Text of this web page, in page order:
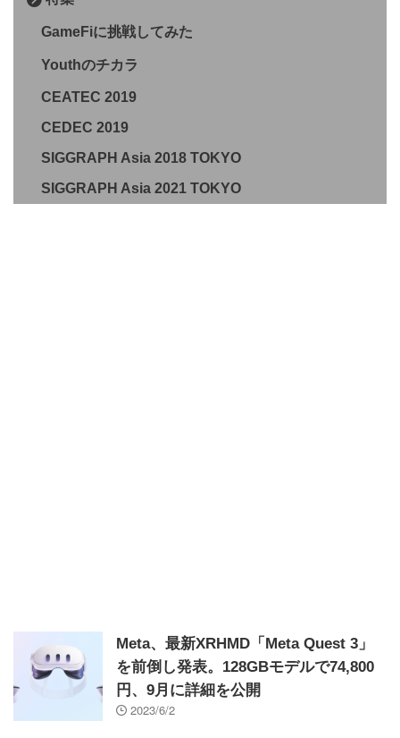
GameFiに挑戦してみた
Youthのチカラ
CEATEC 2019
CEDEC 2019
SIGGRAPH Asia 2018 TOKYO
SIGGRAPH Asia 2021 TOKYO
Meta、最新XRHMD「Meta Quest 3」
を前倒し発表。128GBモデルで74,800
円、9月に詳細を公開
2023/6/2